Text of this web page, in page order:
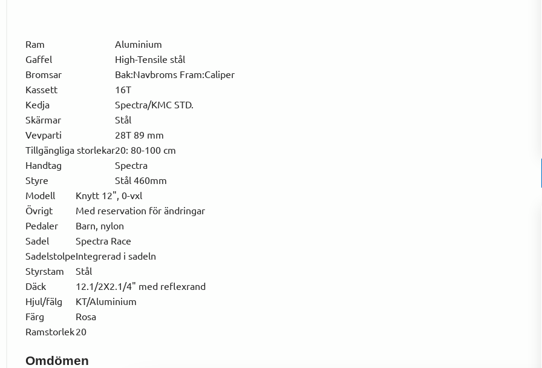
Ram
Aluminium
Gaffel
High-Tensile stål
Bromsar
Bak:Navbroms Fram:Caliper
Kassett
16T
Kedja
Spectra/KMC STD.
Skärmar
Stål
Vevparti
28T 89 mm
Tillgängliga storlekar20: 80-100 cm
Handtag
Spectra
Styre
Stål 460mm
Modell
Knytt 12", 0-vxl
Övrigt
Med reservation för ändringar
Pedaler
Barn, nylon
Sadel
Spectra Race
SadelstolpeIntegrerad i sadeln
Styrstam
Stål
Däck
12.1/2X2.1/4" med reflexrand
Hjul/fälg
KT/Aluminium
Färg
Rosa
Ramstorlek20
Omdömen